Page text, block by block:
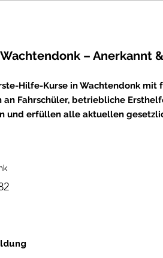
– Anerkannt
Hilfe-Kurse in Wachtendonk mit
an Fahrschüler, betriebliche
und erfüllen alle aktuellen